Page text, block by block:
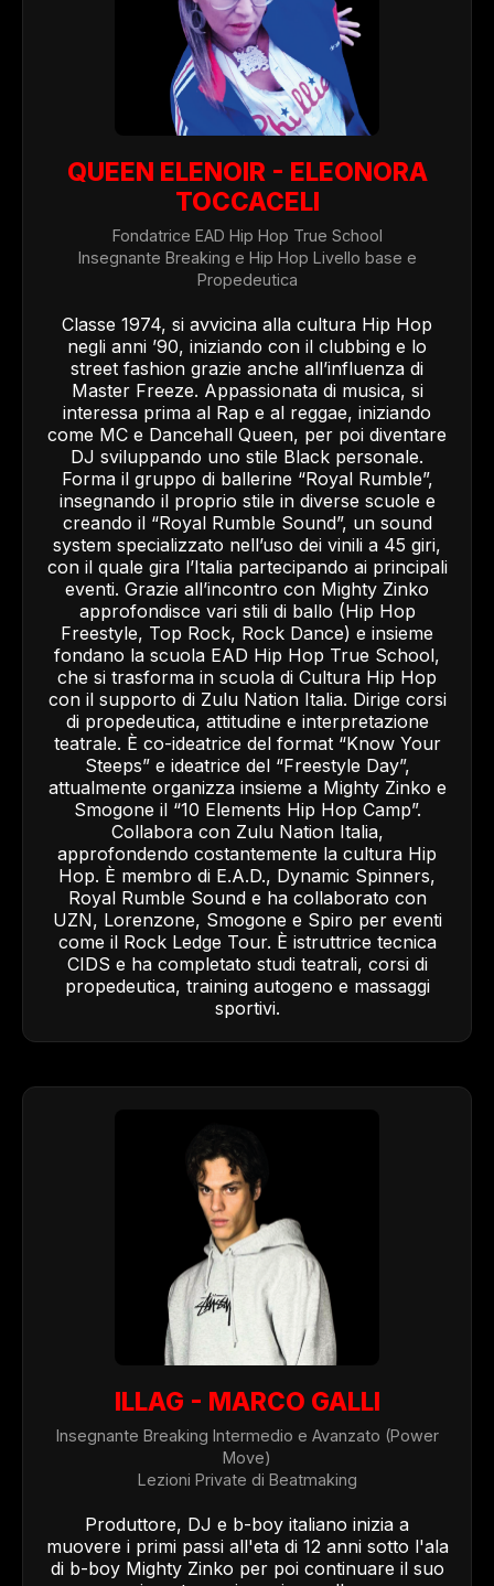
QUEEN ELENOIR - ELEONORA
TOCCACELI
Fondatrice EAD Hip Hop True School
Insegnante Breaking e Hip Hop Livello base e
Propedeutica
Classe 1974, si avvicina alla cultura Hip Hop
negli anni ’90, iniziando con il clubbing e lo
street fashion grazie anche all’influenza di
Master Freeze. Appassionata di musica, si
interessa prima al Rap e al reggae, iniziando
come MC e Dancehall Queen, per poi diventare
DJ sviluppando uno stile Black personale.
Forma il gruppo di ballerine “Royal Rumble”,
insegnando il proprio stile in diverse scuole e
creando il “Royal Rumble Sound”, un sound
system specializzato nell’uso dei vinili a 45 giri,
con il quale gira l’Italia partecipando ai principali
eventi. Grazie all’incontro con Mighty Zinko
approfondisce vari stili di ballo (Hip Hop
Freestyle, Top Rock, Rock Dance) e insieme
fondano la scuola EAD Hip Hop True School,
che si trasforma in scuola di Cultura Hip Hop
con il supporto di Zulu Nation Italia. Dirige corsi
di propedeutica, attitudine e interpretazione
teatrale. È co-ideatrice del format “Know Your
Steeps” e ideatrice del “Freestyle Day”,
attualmente organizza insieme a Mighty Zinko e
Smogone il “10 Elements Hip Hop Camp”.
Collabora con Zulu Nation Italia,
approfondendo costantemente la cultura Hip
Hop. È membro di E.A.D., Dynamic Spinners,
Royal Rumble Sound e ha collaborato con
UZN, Lorenzone, Smogone e Spiro per eventi
come il Rock Ledge Tour. È istruttrice tecnica
CIDS e ha completato studi teatrali, corsi di
propedeutica, training autogeno e massaggi
sportivi.
ILLAG - MARCO GALLI
Insegnante Breaking Intermedio e Avanzato (Power
Move)
Lezioni Private di Beatmaking
Produttore, DJ e b-boy italiano inizia a
muovere i primi passi all'eta di 12 anni sotto l'ala
di b-boy Mighty Zinko per poi continuare il suo